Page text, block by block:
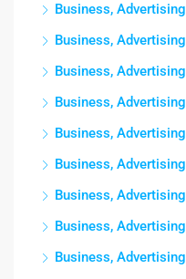
Business, Advertising
Business, Advertising
Business, Advertising
Business, Advertising
Business, Advertising
Business, Advertising
Business, Advertising
Business, Advertising
Business, Advertising